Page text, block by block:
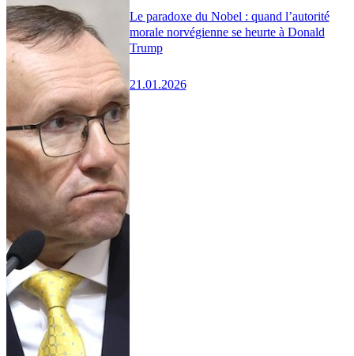
Le paradoxe du Nobel : quand l’autorité
morale norvégienne se heurte à Donald
Trump
21.01.2026